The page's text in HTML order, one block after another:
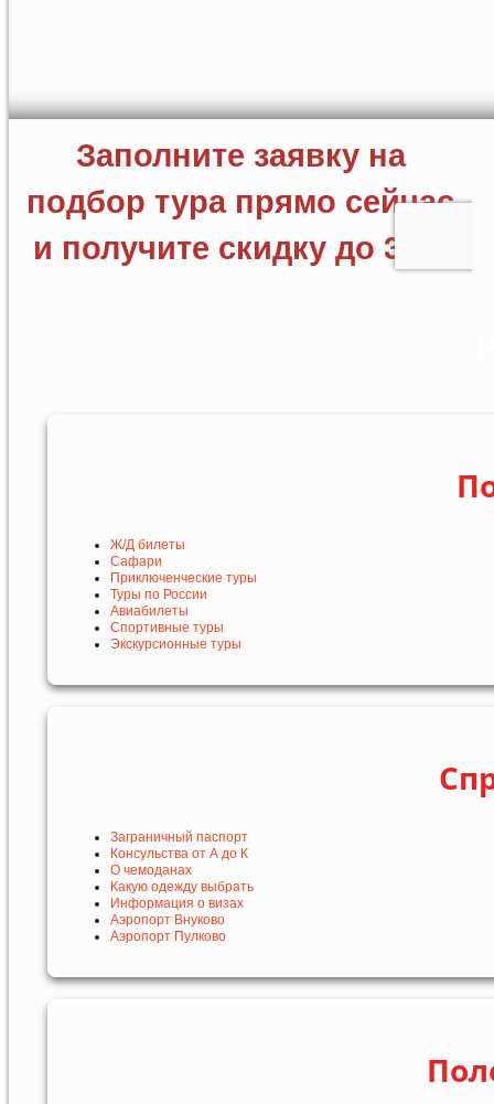
Ж/Д билеты
Сафари
Приключенческие туры
Туры по России
Авиабилеты
Спортивные туры
Экскурсионные туры
Заграничный паспорт
Консульства от А до К
О чемоданах
Какую одежду выбрать
Информация о визах
Аэропорт Внуково
Аэропорт Пулково